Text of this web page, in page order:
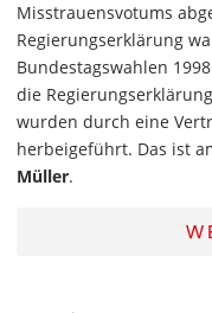
Misstrauensvotums
Regierungserklärung
Bundestagswahlen
die
wurden durch eine
herbeigeführt. Das ist
Müller.